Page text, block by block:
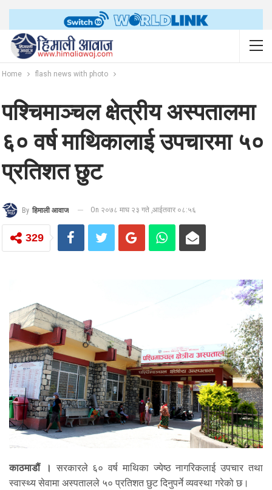
Home flash news with photo
पश्चिमाञ्चल क्षेत्रीय अस्पतालमा
६० वर्ष माथिकालाई उपचारमा ५०
प्रतिशत छुट
By हिमाली आवाज On २०७८ माघ २३ गते ,आईतवार ०८:५६
329
काठमाडौं । सरकारले ६० वर्ष माथिका ज्येष्ठ नागरिकलाई उपचार तथा
स्वास्थ्य सेवामा अस्पतालले ५० प्रतिशत छुट दिनुपर्ने व्यवस्था गरेको छ।